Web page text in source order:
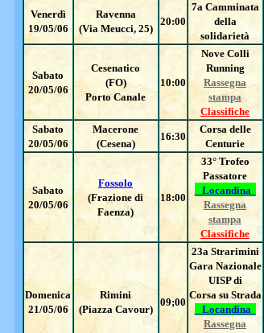
Venerdì
19/05/06
Ravenna
(Via Meucci, 25)
20:00
7a Camminata
della
solidarietà
Sabato
20/05/06
Cesenatico
(FO)
Porto Canale
10:00
Nove Colli
Running
Rassegna
stampa
Classifiche
Sabato
20/05/06
Macerone
(Cesena)
16:30
Corsa delle
Centurie
Sabato
20/05/06
Fossolo
(Frazione di
Faenza)
18:00
33° Trofeo
Passatore
Locandina
Rassegna
stampa
Classifiche
Domenica
21/05/06
Rimini
(Piazza Cavour)
09;00
23a Strarimini
Gara Nazionale
UISP di
Corsa su Strada
Locandina
Rassegna